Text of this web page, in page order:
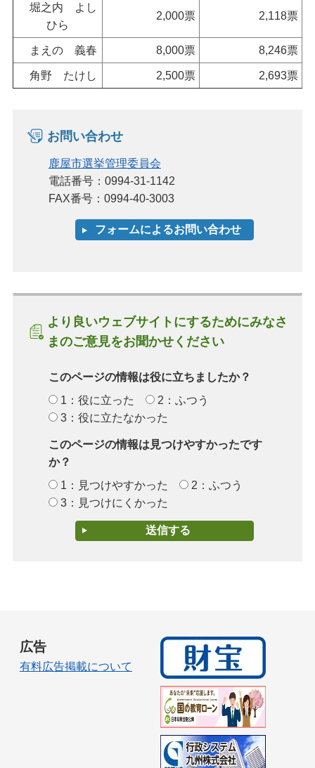
堀之内 よし
ひら
2,000票 2,118票
まえの 義春 8,000票 8,246票
角野 たけし 2,500票 2,693票
お問い合わせ
鹿屋市選挙管理委員会
電話番号：0994-31-1142
FAX番号：0994-40-3003
より良いウェブサイトにするためにみなさ
まのご意見をお聞かせください
このページの情報は役に立ちましたか？
1：役に立った
2：ふつう
3：役に立たなかった
このページの情報は見つけやすかったです
か？
1：見つけやすかった
2：ふつう
3：見つけにくかった
広告
有料広告掲載について